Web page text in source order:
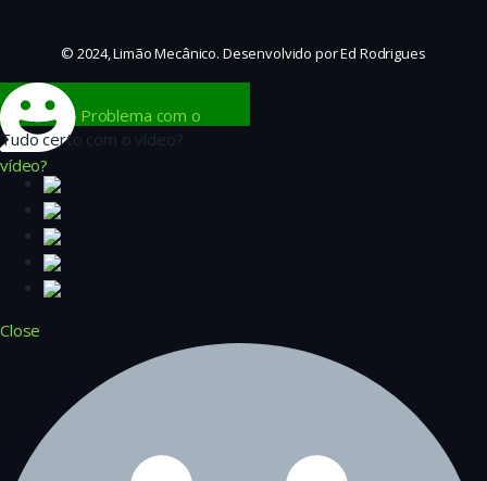
© 2024, Limão Mecânico. Desenvolvido por Ed Rodrigues
Problema com o
vídeo?
Tudo certo com o vídeo?
Close